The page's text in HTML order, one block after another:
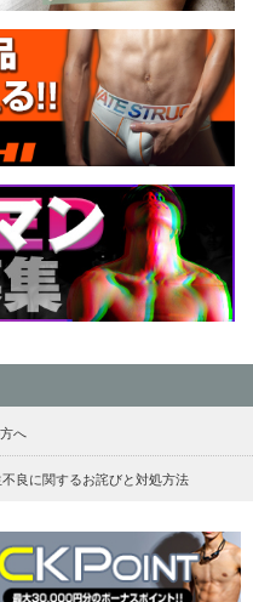
へ
良に関するお詫びと対処方法